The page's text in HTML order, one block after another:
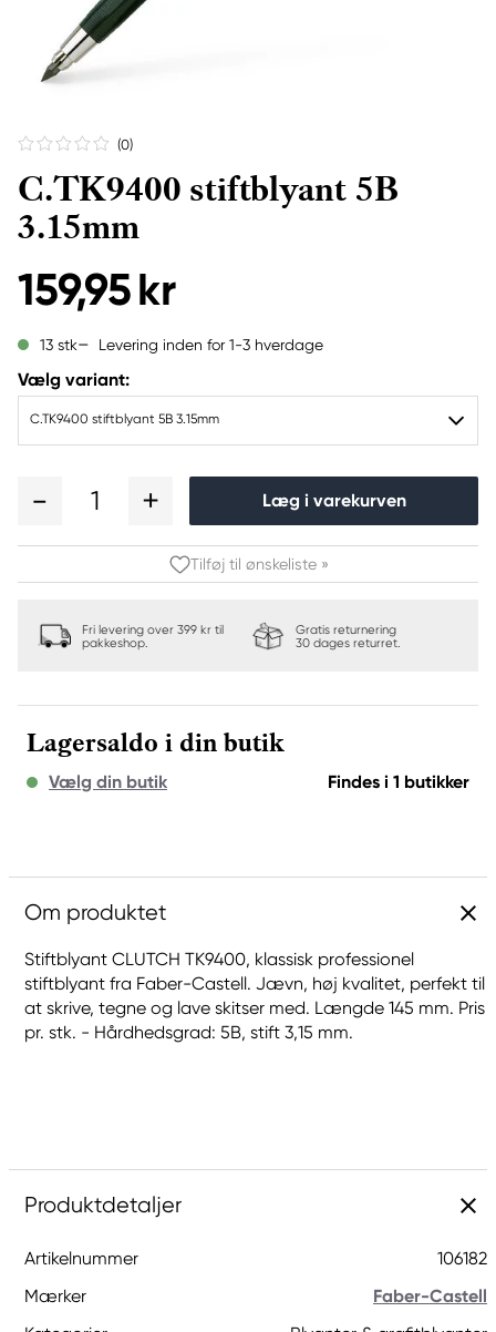
(0)
C.TK9400 stiftblyant 5B
3.15mm
159,95 kr
13 stk Levering inden for 1-3 hverdage
Vælg variant:
C.TK9400 stiftblyant 5B 3.15mm
1 Læg i varekurven
Tilføj til ønskeliste »
Fri levering over 399 kr til
pakkeshop.
Gratis returnering
30 dages returret.
Lagersaldo i din butik
Vælg din butik Findes i 1 butikker
Om produktet
Stiftblyant CLUTCH TK9400, klassisk professionel
stiftblyant fra Faber-Castell. Jævn, høj kvalitet, perfekt til
at skrive, tegne og lave skitser med. Længde 145 mm. Pris
pr. stk. - Hårdhedsgrad: 5B, stift 3,15 mm.
Produktdetaljer
Artikelnummer
106182
Mærker
Faber-Castell